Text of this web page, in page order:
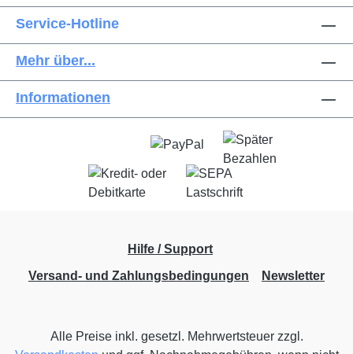
Service-Hotline
Mehr über...
Informationen
Hilfe / Support
Versand- und Zahlungsbedingungen
Newsletter
Alle Preise inkl. gesetzl. Mehrwertsteuer zzgl.